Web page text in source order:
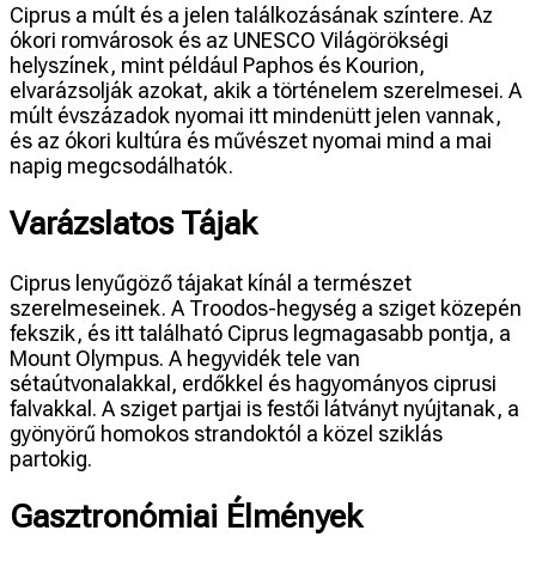
Ciprus a múlt és a jelen találkozásának színtere. Az
ókori romvárosok és az UNESCO Világörökségi
helyszínek, mint például Paphos és Kourion,
elvarázsolják azokat, akik a történelem szerelmesei. A
múlt évszázadok nyomai itt mindenütt jelen vannak,
és az ókori kultúra és művészet nyomai mind a mai
napig megcsodálhatók.
Varázslatos Tájak
Ciprus lenyűgöző tájakat kínál a természet
szerelmeseinek. A Troodos-hegység a sziget közepén
fekszik, és itt található Ciprus legmagasabb pontja, a
Mount Olympus. A hegyvidék tele van
sétaútvonalakkal, erdőkkel és hagyományos ciprusi
falvakkal. A sziget partjai is festői látványt nyújtanak, a
gyönyörű homokos strandoktól a közel sziklás
partokig.
Gasztronómiai Élmények